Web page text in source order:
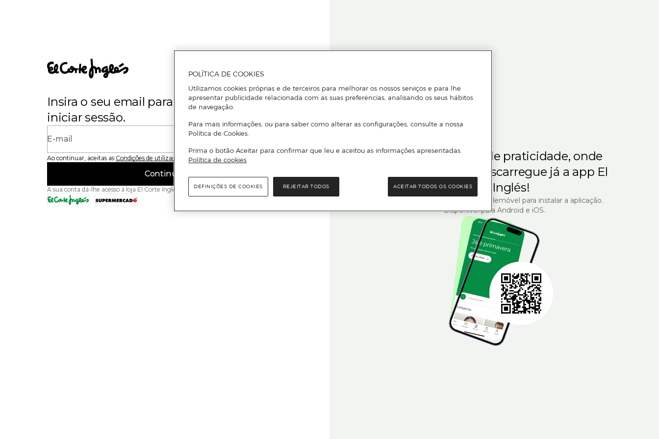
Insira o seu email para se registar ou
iniciar sessão.
E-mail
Ao continuar, aceitas as Condições de utilização do site
Continuar
A sua conta dá-lhe acesso à loja El Corte Inglés e ao Supermercado El Corte Inglés.
Para quem gosta de praticidade, onde
Descarregue já a app El
Corte Inglés!
Leia o código QR com o seu telemóvel para instalar a aplicação.
Disponível para Android e iOS.
POLÍTICA DE COOKIES
Utilizamos cookies próprias e de terceiros para melhorar os nossos serviços e para lhe
apresentar publicidade relacionada com as suas preferências, analisando os seus hábitos
de navegação.
Para mais informações, ou para saber como alterar as configurações, consulte a nossa
Política de Cookies.
Prima o botão Aceitar para confirmar que leu e aceitou as informações apresentadas.
Política de cookies
REJEITAR TODOS ACEITAR TODOS OS COOKIES
DEFINIÇÕES DE COOKIES